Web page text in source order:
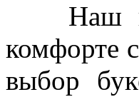
Наш
комфорте
выбор